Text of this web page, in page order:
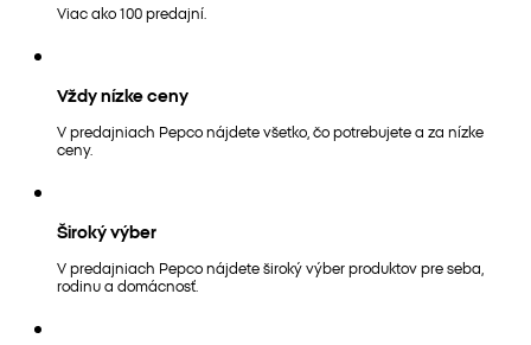
Viac ako 100 predajní.
Vždy nízke ceny
V predajniach Pepco nájdete všetko, čo potrebujete a za nízke
ceny.
Široký výber
V predajniach Pepco nájdete široký výber produktov pre seba,
rodinu a domácnosť.